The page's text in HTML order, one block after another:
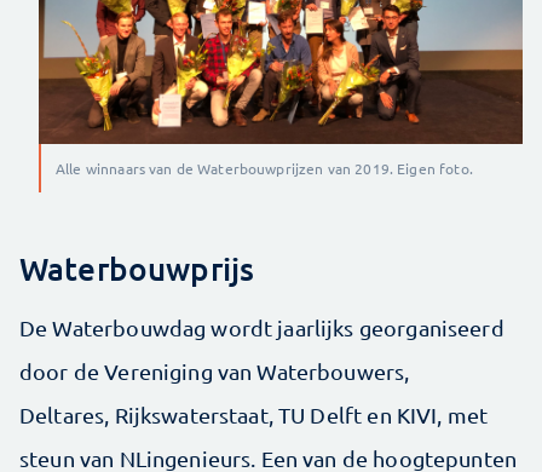
Alle winnaars van de Waterbouwprijzen van 2019. Eigen foto.
Waterbouwprijs
De Waterbouwdag wordt jaarlijks georganiseerd
door de Vereniging van Waterbouwers,
Deltares, Rijkswaterstaat, TU Delft en KIVI, met
steun van NLingenieurs. Een van de hoogtepunten